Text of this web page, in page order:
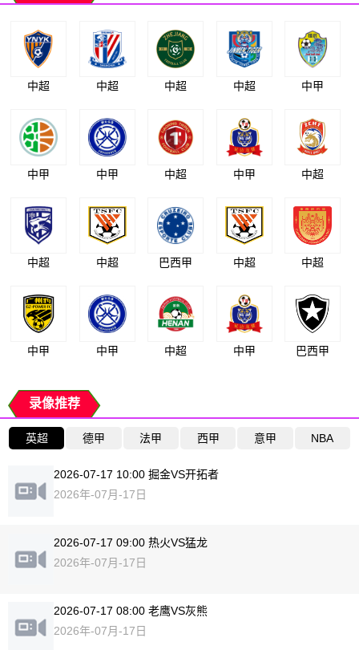
中超 中超 中超 中超 中甲
中甲 中甲 中超 中甲 中超
中超 中超 巴西甲 中超 中超
中甲 中甲 中超 中甲 巴西甲
录像推荐
英超 德甲 法甲 西甲 意甲 NBA
2026-07-17 10:00 掘金VS开拓者
2026年-07月-17日
2026-07-17 09:00 热火VS猛龙
2026年-07月-17日
2026-07-17 08:00 老鹰VS灰熊
2026年-07月-17日